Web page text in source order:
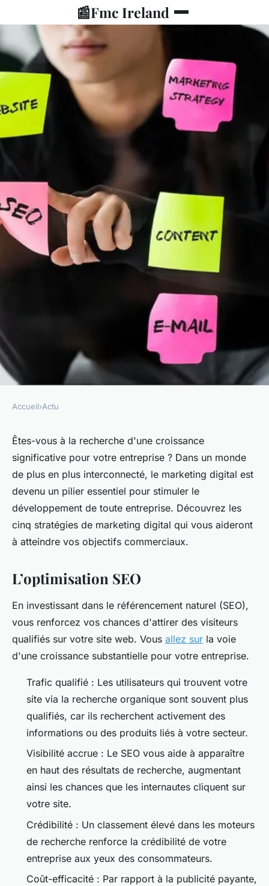
📰Fmc Ireland
Les 5 stratégies de marketing
digital incontournables pour
la croissance de votre
entreprise
marielle•26 septembre 2023•3 min de lecture
Accueil›Actu
Êtes-vous à la recherche d'une croissance
significative pour votre entreprise ? Dans un monde
de plus en plus interconnecté, le marketing digital est
devenu un pilier essentiel pour stimuler le
développement de toute entreprise. Découvrez les
cinq stratégies de marketing digital qui vous aideront
à atteindre vos objectifs commerciaux.
L’optimisation SEO
En investissant dans le référencement naturel (SEO),
vous renforcez vos chances d'attirer des visiteurs
qualifiés sur votre site web. Vous allez sur la voie
d'une croissance substantielle pour votre entreprise.
Trafic qualifié : Les utilisateurs qui trouvent votre
site via la recherche organique sont souvent plus
qualifiés, car ils recherchent activement des
informations ou des produits liés à votre secteur.
Visibilité accrue : Le SEO vous aide à apparaître
en haut des résultats de recherche, augmentant
ainsi les chances que les internautes cliquent sur
votre site.
Crédibilité : Un classement élevé dans les moteurs
de recherche renforce la crédibilité de votre
entreprise aux yeux des consommateurs.
Coût-efficacité : Par rapport à la publicité payante,